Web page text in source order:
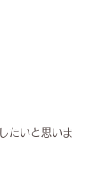
たいと思いま